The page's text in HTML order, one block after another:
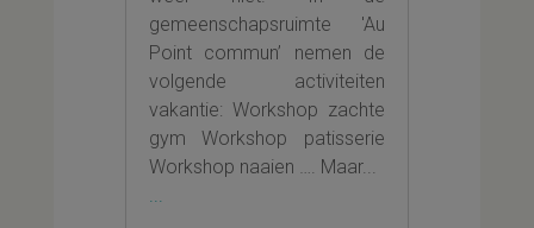
gemeenschapsruimte 'Au
Point commun’ nemen de
volgende activiteiten
vakantie: Workshop zachte
gym Workshop patisserie
Workshop naaien …. Maar...
...